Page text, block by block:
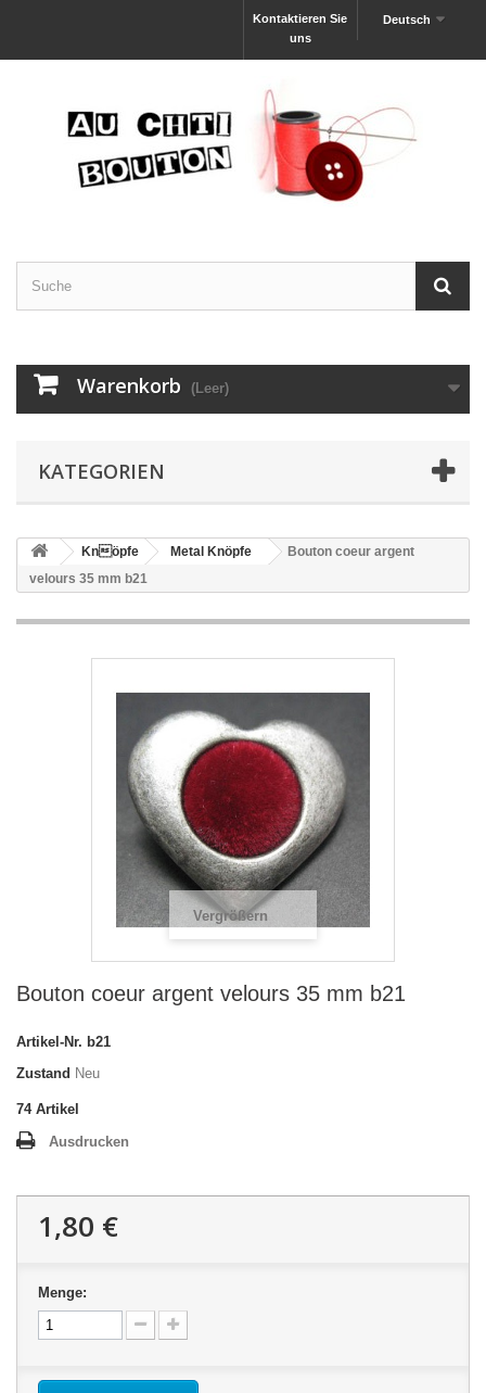
Deutsch
Kontaktieren Sie
uns
Warenkorb (Leer)
KATEGORIEN
Knöpfe Metal Knöpfe
Bouton coeur argent
velours 35 mm b21
Vergrößern
Bouton coeur argent velours 35 mm b21
Artikel-Nr. b21
Zustand Neu
74 Artikel
Ausdrucken
1,80 €
Menge: